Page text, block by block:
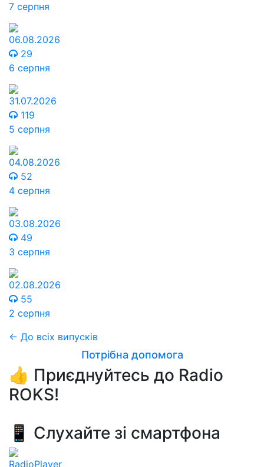
7 серпня
06.08.2026
29
6 серпня
31.07.2026
119
5 серпня
04.08.2026
52
4 серпня
03.08.2026
49
3 серпня
02.08.2026
55
2 серпня
← До всіх випусків
Потрібна допомога
👍 Приєднуйтесь до Radio
ROKS!
📱 Слухайте зі смартфона
RadioPlayer